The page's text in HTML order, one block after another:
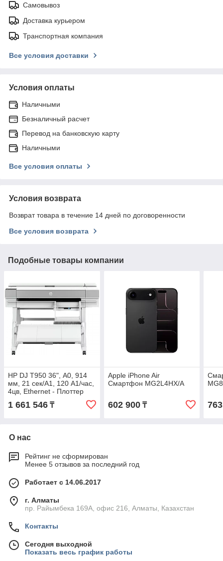
Самовывоз
Доставка курьером
Транспортная компания
Все условия доставки
Условия оплаты
Наличными
Безналичный расчет
Перевод на банковскую карту
Наличными
Все условия оплаты
Условия возврата
Возврат товара в течение 14 дней по договоренности
Все условия возврата
Подобные товары компании
HP DJ T950 36", А0, 914
мм, 21 сек/А1, 120 А1/час,
4цв, Ethernet - Плоттер
1 661 546 ₸
Apple iPhone Air
Смартфон MG2L4HX/A
602 900₸
О нас
Рейтинг не сформирован
Менее 5 отзывов за последний год
Работает с 14.06.2017
г. Алматы
пр. Райымбека 169А, офис 216, Алматы, Казахстан
Контакты
Сегодня выходной
Показать весь график работы